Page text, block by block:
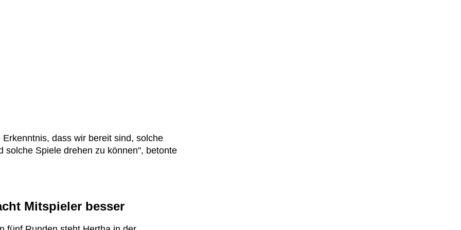
dass wir bereit sind, solche
solche Spiele drehen zu können", betonte
Mitspieler besser